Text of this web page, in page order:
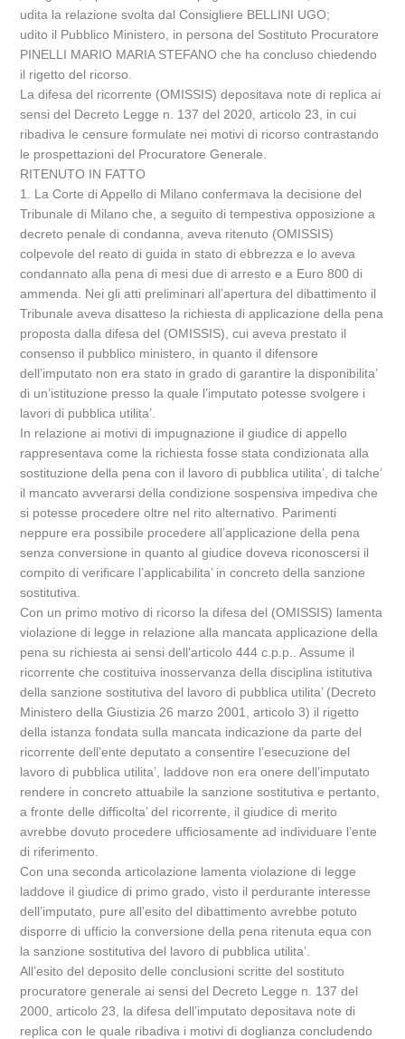
udita la relazione svolta dal Consigliere BELLINI UGO;
udito il Pubblico Ministero, in persona del Sostituto Procuratore
PINELLI MARIO MARIA STEFANO che ha concluso chiedendo
il rigetto del ricorso.
La difesa del ricorrente (OMISSIS) depositava note di replica ai
sensi del Decreto Legge n. 137 del 2020, articolo 23, in cui
ribadiva le censure formulate nei motivi di ricorso contrastando
le prospettazioni del Procuratore Generale.
RITENUTO IN FATTO
1. La Corte di Appello di Milano confermava la decisione del
Tribunale di Milano che, a seguito di tempestiva opposizione a
decreto penale di condanna, aveva ritenuto (OMISSIS)
colpevole del reato di guida in stato di ebbrezza e lo aveva
condannato alla pena di mesi due di arresto e a Euro 800 di
ammenda. Nei gli atti preliminari all’apertura del dibattimento il
Tribunale aveva disatteso la richiesta di applicazione della pena
proposta dalla difesa del (OMISSIS), cui aveva prestato il
consenso il pubblico ministero, in quanto il difensore
dell’imputato non era stato in grado di garantire la disponibilita’
di un’istituzione presso la quale l’imputato potesse svolgere i
lavori di pubblica utilita’.
In relazione ai motivi di impugnazione il giudice di appello
rappresentava come la richiesta fosse stata condizionata alla
sostituzione della pena con il lavoro di pubblica utilita’, di talche’
il mancato avverarsi della condizione sospensiva impediva che
si potesse procedere oltre nel rito alternativo. Parimenti
neppure era possibile procedere all’applicazione della pena
senza conversione in quanto al giudice doveva riconoscersi il
compito di verificare l’applicabilita’ in concreto della sanzione
sostitutiva.
Con un primo motivo di ricorso la difesa del (OMISSIS) lamenta
violazione di legge in relazione alla mancata applicazione della
pena su richiesta ai sensi dell’articolo 444 c.p.p.. Assume il
ricorrente che costituiva inosservanza della disciplina istitutiva
della sanzione sostitutiva del lavoro di pubblica utilita’ (Decreto
Ministero della Giustizia 26 marzo 2001, articolo 3) il rigetto
della istanza fondata sulla mancata indicazione da parte del
ricorrente dell’ente deputato a consentire l’esecuzione del
lavoro di pubblica utilita’, laddove non era onere dell’imputato
rendere in concreto attuabile la sanzione sostitutiva e pertanto,
a fronte delle difficolta’ del ricorrente, il giudice di merito
avrebbe dovuto procedere ufficiosamente ad individuare l’ente
di riferimento.
Con una seconda articolazione lamenta violazione di legge
laddove il giudice di primo grado, visto il perdurante interesse
dell’imputato, pure all’esito del dibattimento avrebbe potuto
disporre di ufficio la conversione della pena ritenuta equa con
la sanzione sostitutiva del lavoro di pubblica utilita’.
All’esito del deposito delle conclusioni scritte del sostituto
procuratore generale ai sensi del Decreto Legge n. 137 del
2000, articolo 23, la difesa dell’imputato depositava note di
replica con le quale ribadiva i motivi di doglianza concludendo